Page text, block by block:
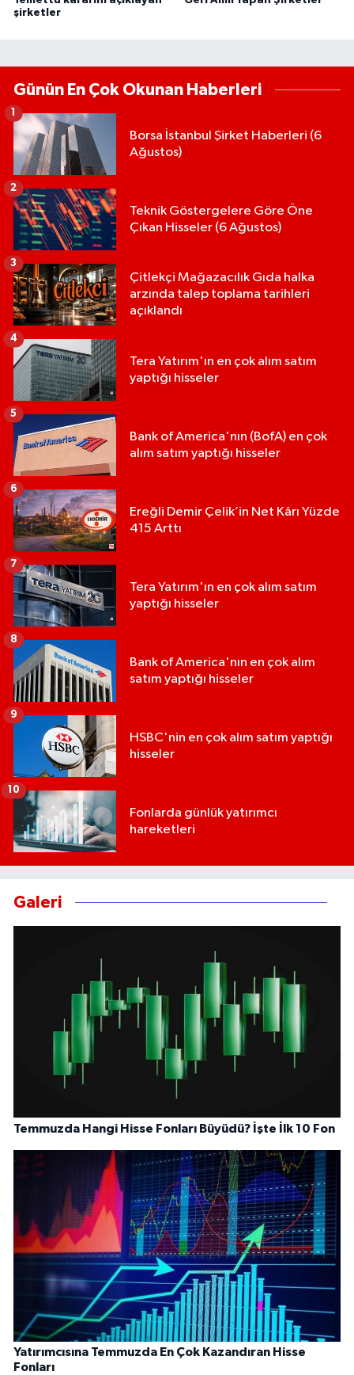
şirketler
Günün En Çok Okunan Haberleri
Borsa İstanbul Şirket Haberleri (6
Ağustos)
1
Teknik Göstergelere Göre Öne
Çıkan Hisseler (6 Ağustos)
2
Çitlekçi Mağazacılık Gıda halka
arzında talep toplama tarihleri
açıklandı
3
Tera Yatırım'ın en çok alım satım
yaptığı hisseler
4
Bank of America'nın (BofA) en çok
alım satım yaptığı hisseler
5
Ereğli Demir Çelik’in Net Kârı Yüzde
415 Arttı
6
Tera Yatırım'ın en çok alım satım
yaptığı hisseler
7
Bank of America'nın en çok alım
satım yaptığı hisseler
8
HSBC'nin en çok alım satım yaptığı
hisseler
9
Fonlarda günlük yatırımcı
hareketleri
10
Galeri
Temmuzda Hangi Hisse Fonları Büyüdü? İşte İlk 10 Fon
Yatırımcısına Temmuzda En Çok Kazandıran Hisse
Fonları